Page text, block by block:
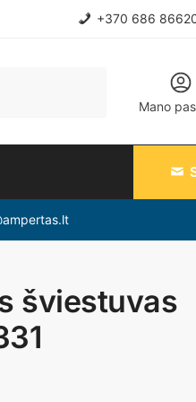
+370 686
Mano
šviestuvas